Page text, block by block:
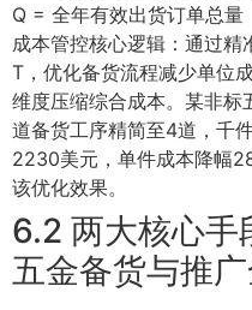
Q = 全年有效出货订单总量
成本管控核心逻辑：通过
T，优化备货流程减少单位
维度压缩综合成本。某非标
道备货工序精简至4道，千
2230美元，单件成本降幅
该优化效果。
6.2 两大核心手
五金备货与推